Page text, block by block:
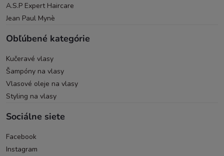
A.S.P Expert Haircare
Jean Paul Mynè
Obľúbené kategórie
Kučeravé vlasy
Šampóny na vlasy
Vlasové oleje na vlasy
Styling na vlasy
Sociálne siete
Facebook
Instagram